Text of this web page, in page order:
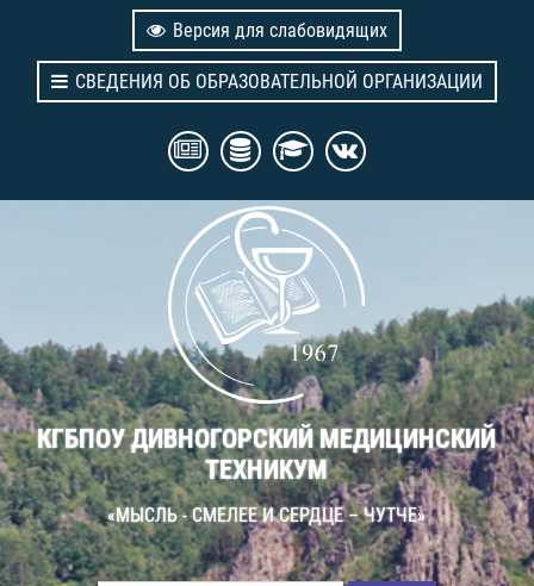
Версия для слабовидящих
СВЕДЕНИЯ ОБ ОБРАЗОВАТЕЛЬНОЙ ОРГАНИЗАЦИИ
КГБПОУ ДИВНОГОРСКИЙ МЕДИЦИНСКИЙ
ТЕХНИКУМ
«МЫСЛЬ - СМЕЛЕЕ И СЕРДЦЕ – ЧУТЧЕ»